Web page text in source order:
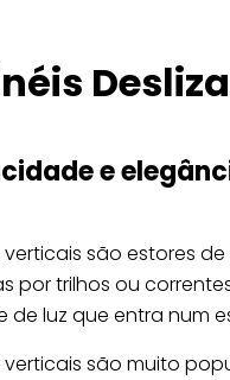
e
são estores
por trilhos ou
luz que entra num
são muito